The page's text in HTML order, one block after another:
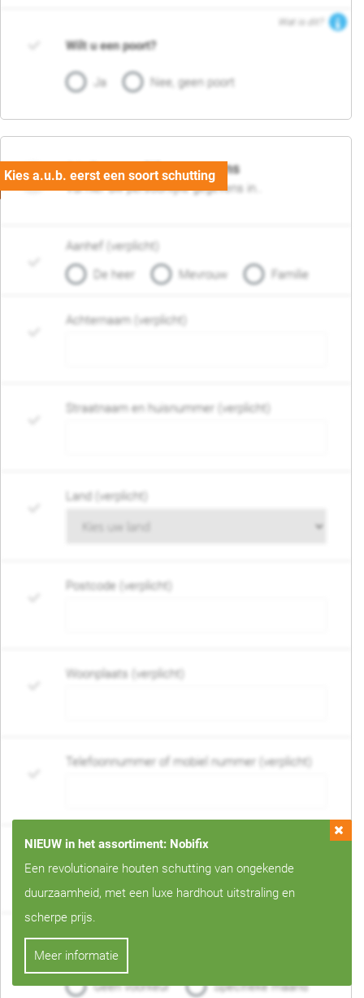
Wat is dit?
Wilt u een poort?
Ja Nee, geen poort
06. Persoonlijke gegevens
Vul hier uw persoonlijke gegevens in..
Aanhef (verplicht)
De heer
Mevrouw Familie
Achternaam (verplicht)
Straatnaam en huisnummer (verplicht)
Land (verplicht)
Postcode (verplicht)
Woonplaats (verplicht)
Telefoonnummer of mobiel nummer (verplicht)
E-mail adres (verplicht)
(verplicht)
Geen voorkeur
Specifieke maand
NIEUW in het assortiment: Nobifix
Een revolutionaire houten schutting van ongekende
duurzaamheid, met een luxe hardhout uitstraling en
scherpe prijs.
Meer informatie